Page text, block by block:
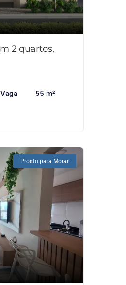
2 quartos,
55 m²
Pronto para Morar